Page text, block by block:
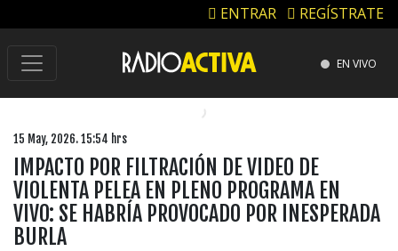
ENTRAR REGÍSTRATE
EN VIVO
15 May, 2026. 15:54 hrs
IMPACTO POR FILTRACIÓN DE VIDEO DE
VIOLENTA PELEA EN PLENO PROGRAMA EN
VIVO: SE HABRÍA PROVOCADO POR INESPERADA
BURLA